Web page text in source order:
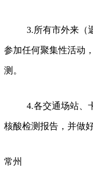
3.所有市外来（返
参加任何聚集性活动
测。
4.各交通场站、卡
核酸检测报告，并做
常州